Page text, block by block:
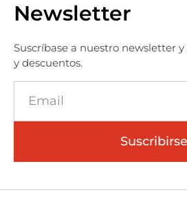
Newsletter
Suscríbase a nuestro newsletter
y descuentos.
Suscribirse